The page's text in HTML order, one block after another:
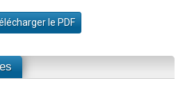
le PDF